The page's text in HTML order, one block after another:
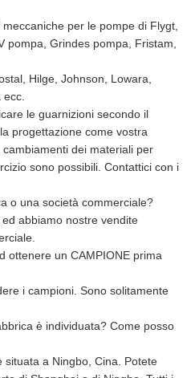
per le pompe di Flygt,
pompa, Grindes pompa, Fristam,
Hilge, Johnson, Lowara,
ecc.
le guarnizioni secondo il
progettazione come vostra
dei materiali per
sono possibili. Contattici con i
o una società commerciale?
abbiamo nostre vendite
ottenere un CAMPIONE prima
i campioni. Sono solitamente
è individuata? Come posso
a Ningbo, Cina. Potete